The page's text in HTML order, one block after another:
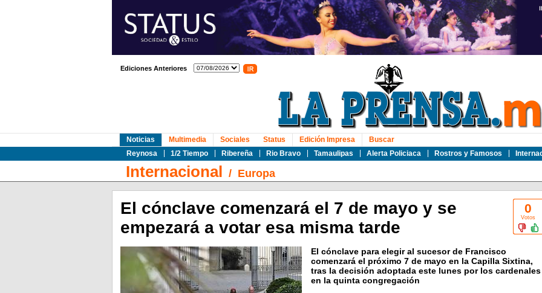
Ediciones Anteriores
Noticias
Reynosa
1/2 Tiempo Ribereña Rio Bravo Tamaulipas Alerta Policiaca Rostros y Famosos
Multimedia Sociales Status Edición Impresa Buscar
Internacional / Europa
0
Votos
El cónclave comenzará el 7 de mayo y se
empezará a votar esa misma tarde
El cónclave para elegir al sucesor de Francisco
comenzará el próximo 7 de mayo en la Capilla Sixtina,
tras la decisión adoptada este lunes por los cardenales
en la quinta congregación